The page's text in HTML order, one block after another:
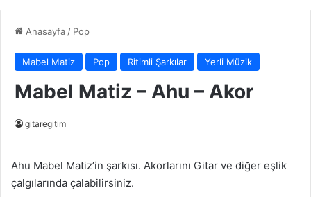
Anasayfa / Pop
Mabel Matiz Pop Ritimli Şarkılar Yerli Müzik
Mabel Matiz – Ahu – Akor
gitaregitim
Ahu Mabel Matiz’in şarkısı. Akorlarını Gitar ve diğer eşlik
çalgılarında çalabilirsiniz.